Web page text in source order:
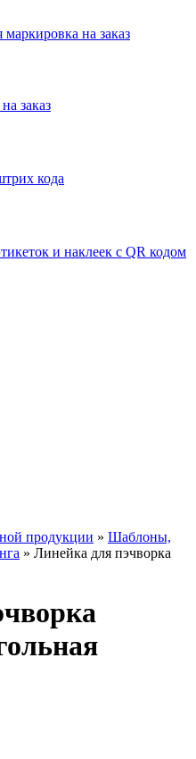
на заказ
заказ
кода
и наклеек с QR кодом
продукции » Шаблоны,
» Линейка для пэчворка